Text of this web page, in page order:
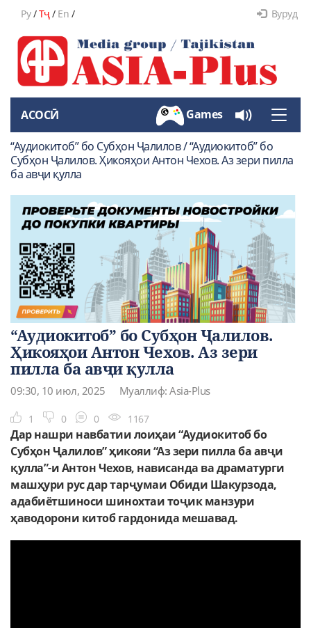
Ру/Тҷ/ En / Вуруд
Toggle
АСОСӢ Games
“Аудиокитоб” бо Субҳон Ҷалилов / “Аудиокитоб” бо
Субҳон Ҷалилов. Ҳикояҳои Антон Чехов. Аз зери пилла
ба авҷи қулла
“Аудиокитоб” бо Субҳон Ҷалилов.
Ҳикояҳои Антон Чехов. Аз зери
пилла ба авҷи қулла
09:30, 10 июл, 2025 Муаллиф: Asia-Plus
1 0 0 1167
Дар нашри навбатии лоиҳаи “Аудиокитоб бо
Субҳон Ҷалилов” ҳикояи “Аз зери пилла ба авҷи
қулла”-и Антон Чехов, нависанда ва драматурги
машҳури рус дар тарҷумаи Обиди Шакурзода,
адабиётшиноси шинохтаи тоҷик манзури
ҳаводорони китоб гардонида мешавад.